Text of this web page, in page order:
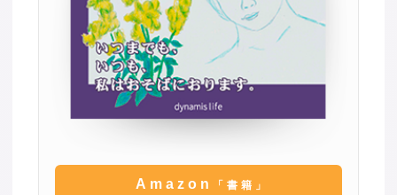
Amazon 「書籍」